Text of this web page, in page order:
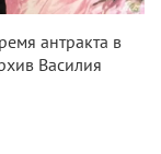
антракта в
Василия